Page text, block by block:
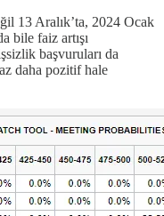
13 Aralık’ta, 2024 Ocak
bile faiz artışı
başvuruları da
daha pozitif hale